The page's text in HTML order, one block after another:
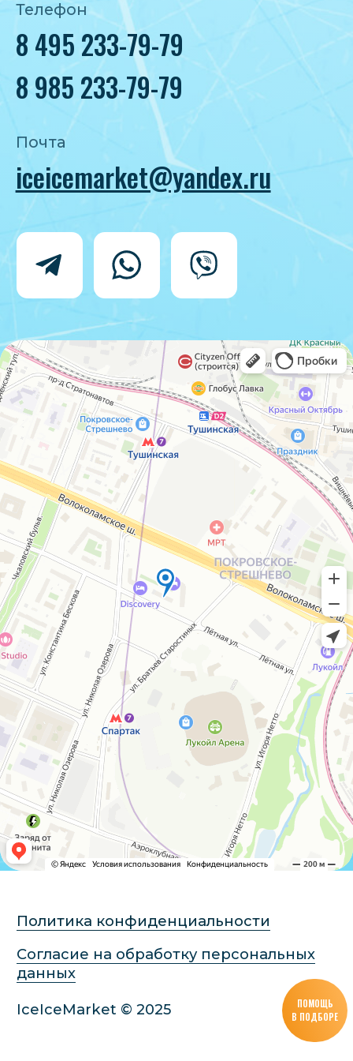
Политика конфиденциальности
Согласие на обработку персональных
данных
IceIceMarket © 2025
ПОМОЩЬ
В ПОДБОРЕ